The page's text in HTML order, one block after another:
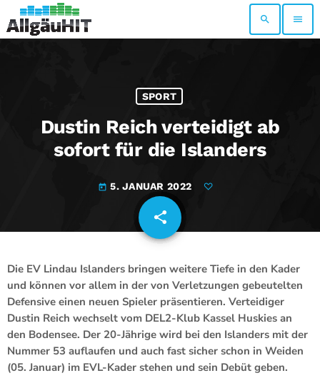
search menu
SPORT
Dustin Reich verteidigt ab
sofort für die Islanders
today 5. JANUAR 2022
share
email
Die EV Lindau Islanders bringen weitere Tiefe in den Kader
und können vor allem in der von Verletzungen gebeutelten
Defensive einen neuen Spieler präsentieren. Verteidiger
Dustin Reich wechselt vom DEL2-Klub Kassel Huskies an
den Bodensee. Der 20-Jährige wird bei den Islanders mit der
Nummer 53 auflaufen und auch fast sicher schon in Weiden
(05. Januar) im EVL-Kader stehen und sein Debüt geben.